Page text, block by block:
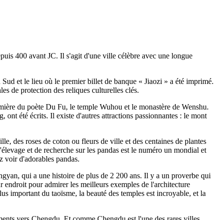
400 avant JC. Il s'agit d'une ville célèbre avec une longue
et le lieu où le premier billet de banque « Jiaozi » a été imprimé.
de protection des reliques culturelles clés.
du poète Du Fu, le temple Wuhou et le monastère de Wenshu.
été écrits. Il existe d'autres attractions passionnantes : le mont
des roses de coton ou fleurs de ville et des centaines de plantes
et de recherche sur les pandas est le numéro un mondial et
voir d'adorables pandas.
qui a une histoire de plus de 2 200 ans. Il y a un proverbe qui
endroit pour admirer les meilleurs exemples de l'architecture
important du taoïsme, la beauté des temples est incroyable, et la